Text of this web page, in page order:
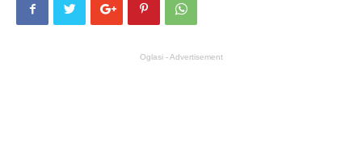
Oglasi - Advertisement